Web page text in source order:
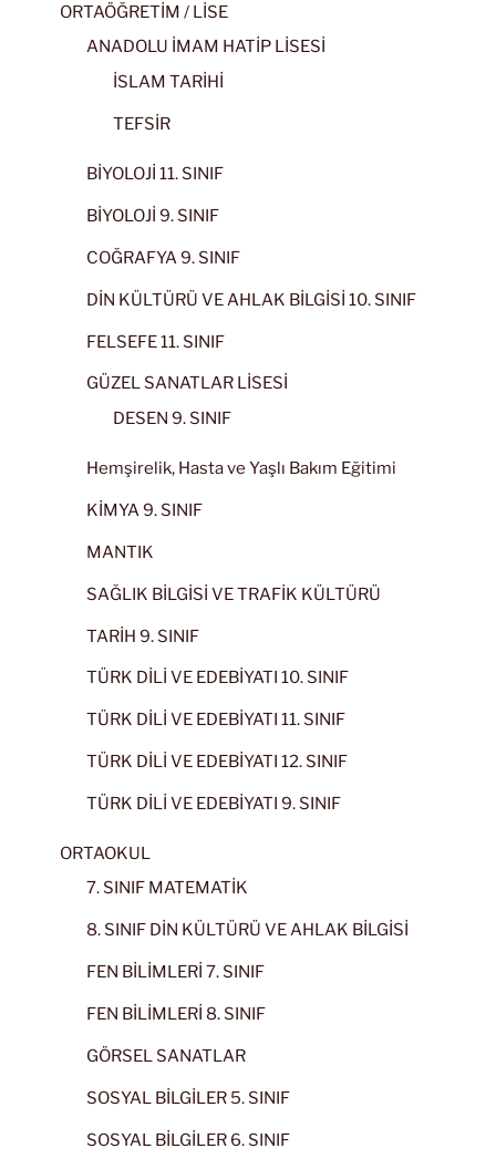
ORTAÖĞRETİM / LİSE
ANADOLU İMAM HATİP LİSESİ
İSLAM TARİHİ
TEFSİR
BİYOLOJİ 11. SINIF
BİYOLOJİ 9. SINIF
COĞRAFYA 9. SINIF
DİN KÜLTÜRÜ VE AHLAK BİLGİSİ 10. SINIF
FELSEFE 11. SINIF
GÜZEL SANATLAR LİSESİ
DESEN 9. SINIF
Hemşirelik, Hasta ve Yaşlı Bakım Eğitimi
KİMYA 9. SINIF
MANTIK
SAĞLIK BİLGİSİ VE TRAFİK KÜLTÜRÜ
TARİH 9. SINIF
TÜRK DİLİ VE EDEBİYATI 10. SINIF
TÜRK DİLİ VE EDEBİYATI 11. SINIF
TÜRK DİLİ VE EDEBİYATI 12. SINIF
TÜRK DİLİ VE EDEBİYATI 9. SINIF
ORTAOKUL
7. SINIF MATEMATİK
8. SINIF DİN KÜLTÜRÜ VE AHLAK BİLGİSİ
FEN BİLİMLERİ 7. SINIF
FEN BİLİMLERİ 8. SINIF
GÖRSEL SANATLAR
SOSYAL BİLGİLER 5. SINIF
SOSYAL BİLGİLER 6. SINIF